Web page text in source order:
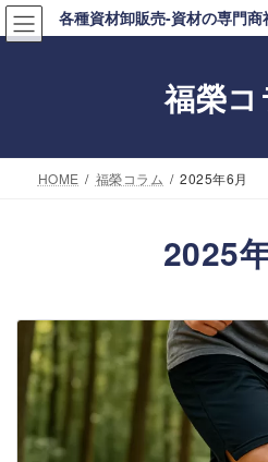
コ
ン
ナ
ビ
各種資材卸販売-資材の専門商
福榮
HOME 福榮コラム 2025年6月
2025